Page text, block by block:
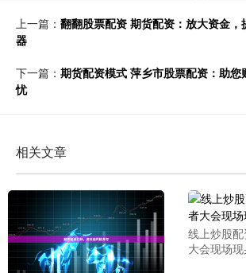
上一篇： 翻翻股票配资 期货配资：放大资金，
器
下一篇： 期货配资模式 萍乡市股票配资：助您
忧
相关文章
线上炒股
大会现场